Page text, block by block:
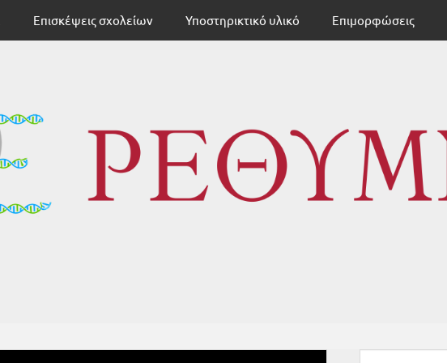
Επισκέψεις σχολείων Υποστηρικτικό υλικό Επιμορφώσεις